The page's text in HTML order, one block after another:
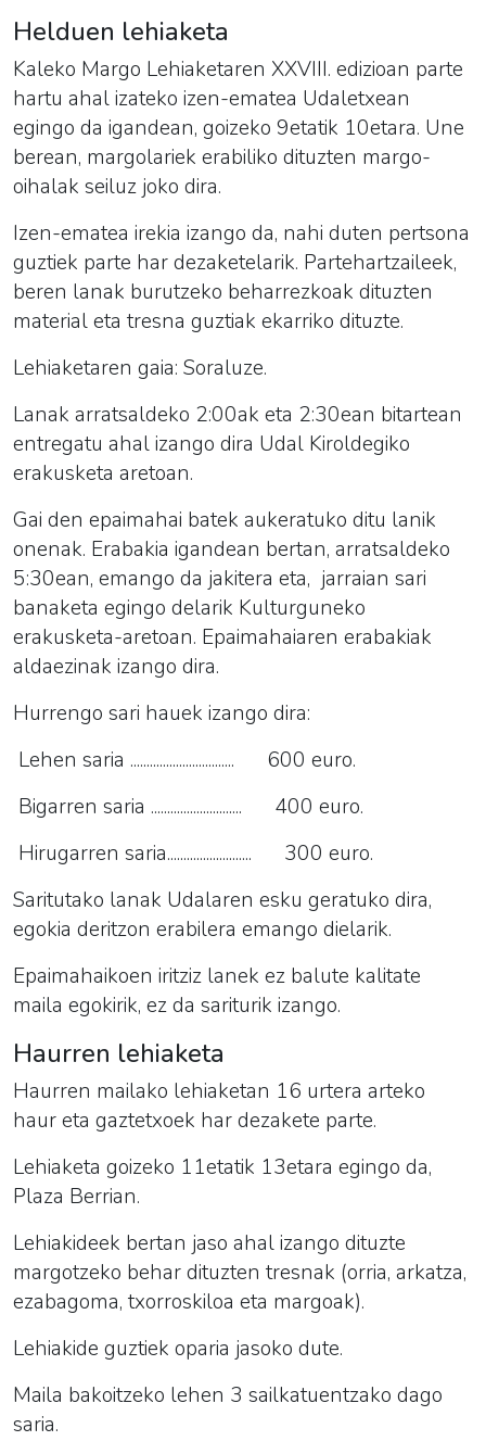
Helduen lehiaketa
Kaleko Margo Lehiaketaren XXVIII. edizioan parte
hartu ahal izateko izen-ematea Udaletxean
egingo da igandean, goizeko 9etatik 10etara. Une
berean, margolariek erabiliko dituzten margo-
oihalak seiluz joko dira.
Izen-ematea irekia izango da, nahi duten pertsona
guztiek parte har dezaketelarik. Partehartzaileek,
beren lanak burutzeko beharrezkoak dituzten
material eta tresna guztiak ekarriko dituzte.
Lehiaketaren gaia: Soraluze.
Lanak arratsaldeko 2:00ak eta 2:30ean bitartean
entregatu ahal izango dira Udal Kiroldegiko
erakusketa aretoan.
Gai den epaimahai batek aukeratuko ditu lanik
onenak. Erabakia igandean bertan, arratsaldeko
5:30ean, emango da jakitera eta, jarraian sari
banaketa egingo delarik Kulturguneko
erakusketa-aretoan. Epaimahaiaren erabakiak
aldaezinak izango dira.
Hurrengo sari hauek izango dira:
Lehen saria ................................ 600 euro.
Bigarren saria ............................ 400 euro.
Hirugarren saria.......................... 300 euro.
Saritutako lanak Udalaren esku geratuko dira,
egokia deritzon erabilera emango dielarik.
Epaimahaikoen iritziz lanek ez balute kalitate
maila egokirik, ez da sariturik izango.
Haurren lehiaketa
Haurren mailako lehiaketan 16 urtera arteko
haur eta gaztetxoek har dezakete parte.
Lehiaketa goizeko 11etatik 13etara egingo da,
Plaza Berrian.
Lehiakideek bertan jaso ahal izango dituzte
margotzeko behar dituzten tresnak (orria, arkatza,
ezabagoma, txorroskiloa eta margoak).
Lehiakide guztiek oparia jasoko dute.
Maila bakoitzeko lehen 3 sailkatuentzako dago
saria.